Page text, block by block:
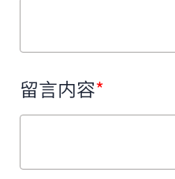
留言内容*